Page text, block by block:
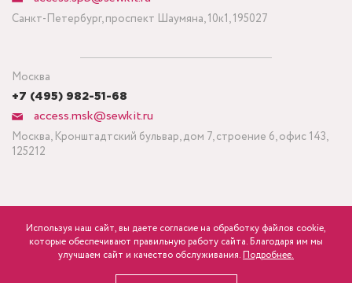
розница Минимальный заказ ткани от 3 метров
Санкт-Петербург, проспект Шаумяна, 10к1, 195027
Москва
+7 (495) 982-51-68
access.msk@sewkit.ru
Москва, Кронштадтский бульвар, дом 7, строение 6, офис 143,
125212
Политика конфиденциальности
ПОДПИСАТЬСЯ НА НОВОСТИ
Используя наш сайт, вы даете согласие на обработку файлов cookie,
которые обеспечивают правильную работу сайта. Благодаря им мы
улучшаем сайт и качество обслуживания. Подробнее.